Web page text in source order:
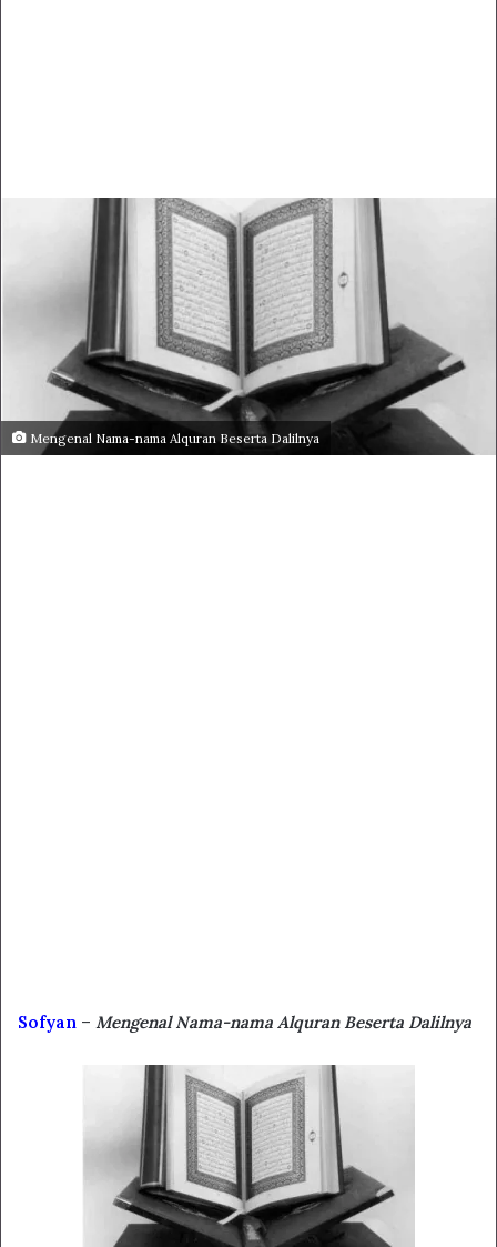
Mengenal Nama-nama Alquran Beserta Dalilnya
Sofyan – Mengenal Nama-nama Alquran Beserta Dalilnya